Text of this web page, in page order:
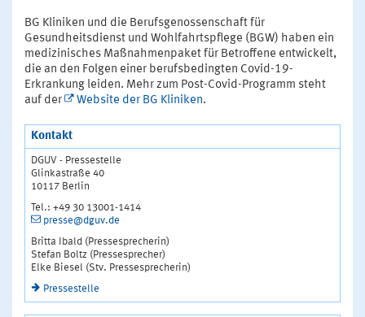
BG Kliniken und die Berufsgenossenschaft für
Gesundheitsdienst und Wohlfahrtspflege (BGW) haben ein
medizinisches Maßnahmenpaket für Betroffene entwickelt,
die an den Folgen einer berufsbedingten Covid-19-
Erkrankung leiden. Mehr zum Post-Covid-Programm steht
auf der
Website der BG Kliniken.
Kontakt
DGUV - Pressestelle
Glinkastraße 40
10117 Berlin
Tel.: +49 30 13001-1414
presse@dguv.de
Britta Ibald (Pressesprecherin)
Stefan Boltz (Pressesprecher)
Elke Biesel (Stv. Pressesprecherin)
Pressestelle